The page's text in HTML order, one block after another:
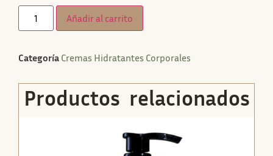
Añadir al carrito
Categoría Cremas Hidratantes Corporales
Productos relacionados